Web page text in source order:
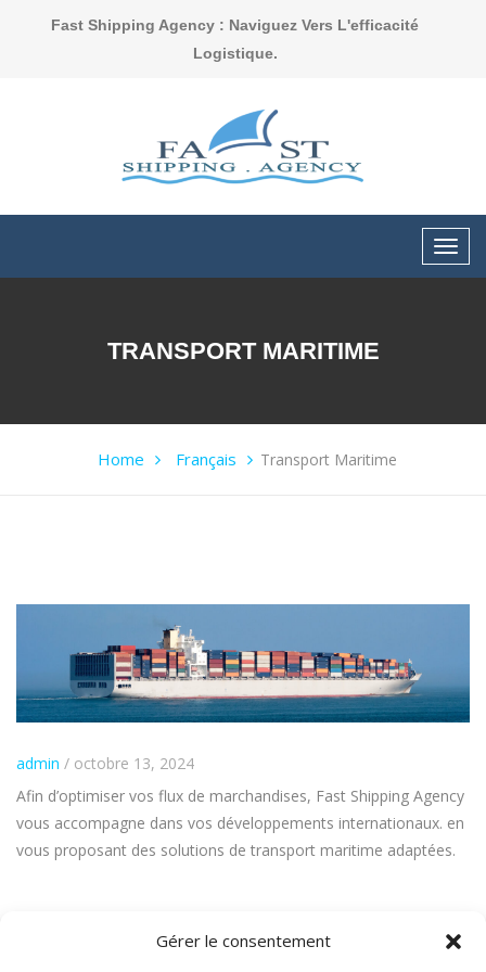
Gérer le consentement
Fast Shipping Agency : Naviguez Vers L'efficacité
Logistique.
TRANSPORT MARITIME
Home Français Transport Maritime
admin / octobre 13, 2024
Afin d’optimiser vos flux de marchandises, Fast Shipping Agency
vous accompagne dans vos développements internationaux. en
vous proposant des solutions de transport maritime adaptées.